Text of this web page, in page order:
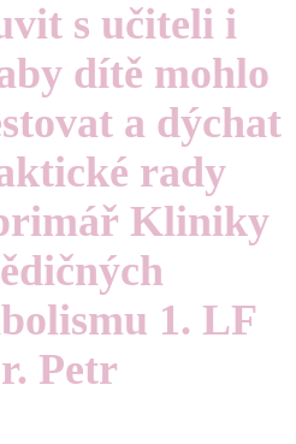
s učiteli i
dítě mohlo
a dýchat
rady
Kliniky
1. LF
Petr